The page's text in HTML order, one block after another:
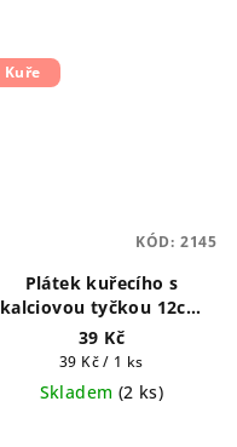
Kuře
Plátek kuřecího s
kalciovou tyčkou 12cm
1ks
39 Kč
Měrná
cena:
39 Kč / 1 ks
Skladem (2 ks)
KÓD: 2145